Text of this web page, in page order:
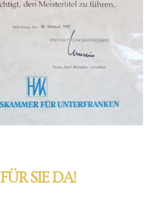
FÜR SIE DA!